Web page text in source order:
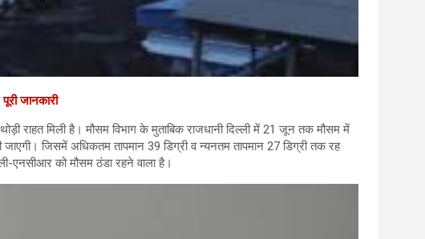
जानकारी
राहत मिली है। मौसम विभाग के मुताबिक राजधानी दिल्ली में 21 जून तक मौसम में
जिसमें अधिकतम तापमान 39 डिग्री व न्यनतम तापमान 27 डिग्री तक रह
को मौसम ठंडा रहने वाला है।